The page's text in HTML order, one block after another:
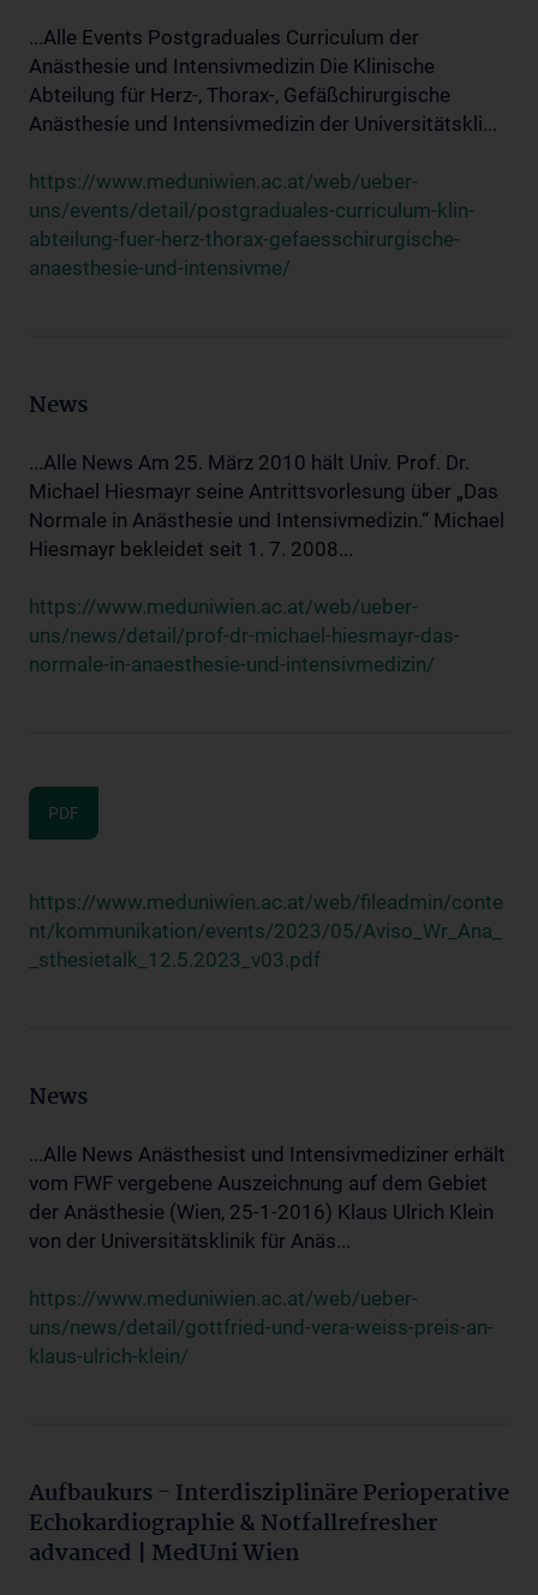
...Alle Events Postgraduales Curriculum der
Anästhesie und Intensivmedizin Die Klinische
Abteilung für Herz-, Thorax-, Gefäßchirurgische
Anästhesie und Intensivmedizin der Universitätskli...
https://www.meduniwien.ac.at/web/ueber-
uns/events/detail/postgraduales-curriculum-klin-
abteilung-fuer-herz-thorax-gefaesschirurgische-
anaesthesie-und-intensivme/
News
...Alle News Am 25. März 2010 hält Univ. Prof. Dr.
Michael Hiesmayr seine Antrittsvorlesung über „Das
Normale in Anästhesie und Intensivmedizin.“ Michael
Hiesmayr bekleidet seit 1. 7. 2008...
https://www.meduniwien.ac.at/web/ueber-
uns/news/detail/prof-dr-michael-hiesmayr-das-
normale-in-anaesthesie-und-intensivmedizin/
PDF
https://www.meduniwien.ac.at/web/fileadmin/conte
nt/kommunikation/events/2023/05/Aviso_Wr_Ana_
_sthesietalk_12.5.2023_v03.pdf
News
...Alle News Anästhesist und Intensivmediziner erhält
vom FWF vergebene Auszeichnung auf dem Gebiet
der Anästhesie (Wien, 25-1-2016) Klaus Ulrich Klein
von der Universitätsklinik für Anäs...
https://www.meduniwien.ac.at/web/ueber-
uns/news/detail/gottfried-und-vera-weiss-preis-an-
klaus-ulrich-klein/
Aufbaukurs - Interdisziplinäre Perioperative
Echokardiographie & Notfallrefresher
advanced | MedUni Wien